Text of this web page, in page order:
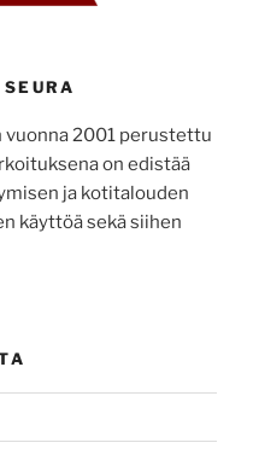
2001 perustettu
on edistää
ja kotitalouden
käyttöä sekä siihen